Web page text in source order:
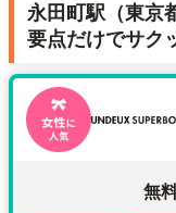
永田町駅（東京
要点だけでサク
無